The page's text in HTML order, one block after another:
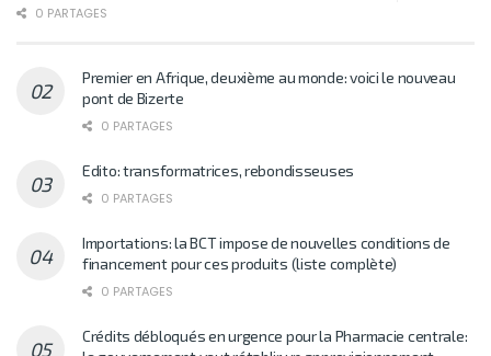
0 PARTAGES
Premier en Afrique, deuxième au monde: voici le nouveau
pont de Bizerte
0 PARTAGES
Edito: transformatrices, rebondisseuses
0 PARTAGES
Importations: la BCT impose de nouvelles conditions de
financement pour ces produits (liste complète)
0 PARTAGES
Crédits débloqués en urgence pour la Pharmacie centrale: